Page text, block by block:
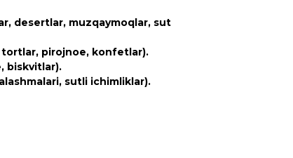
desertlar, muzqaymoqlar, sut
pirojnoe, konfetlar).
biskvitlar).
sutli ichimliklar).